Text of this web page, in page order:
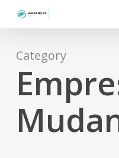
contentCategory